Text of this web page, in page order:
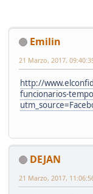
Emilin
21 Marzo, 2017,
http://
funcionarios-
DEJAN
21 Marzo, 2017,